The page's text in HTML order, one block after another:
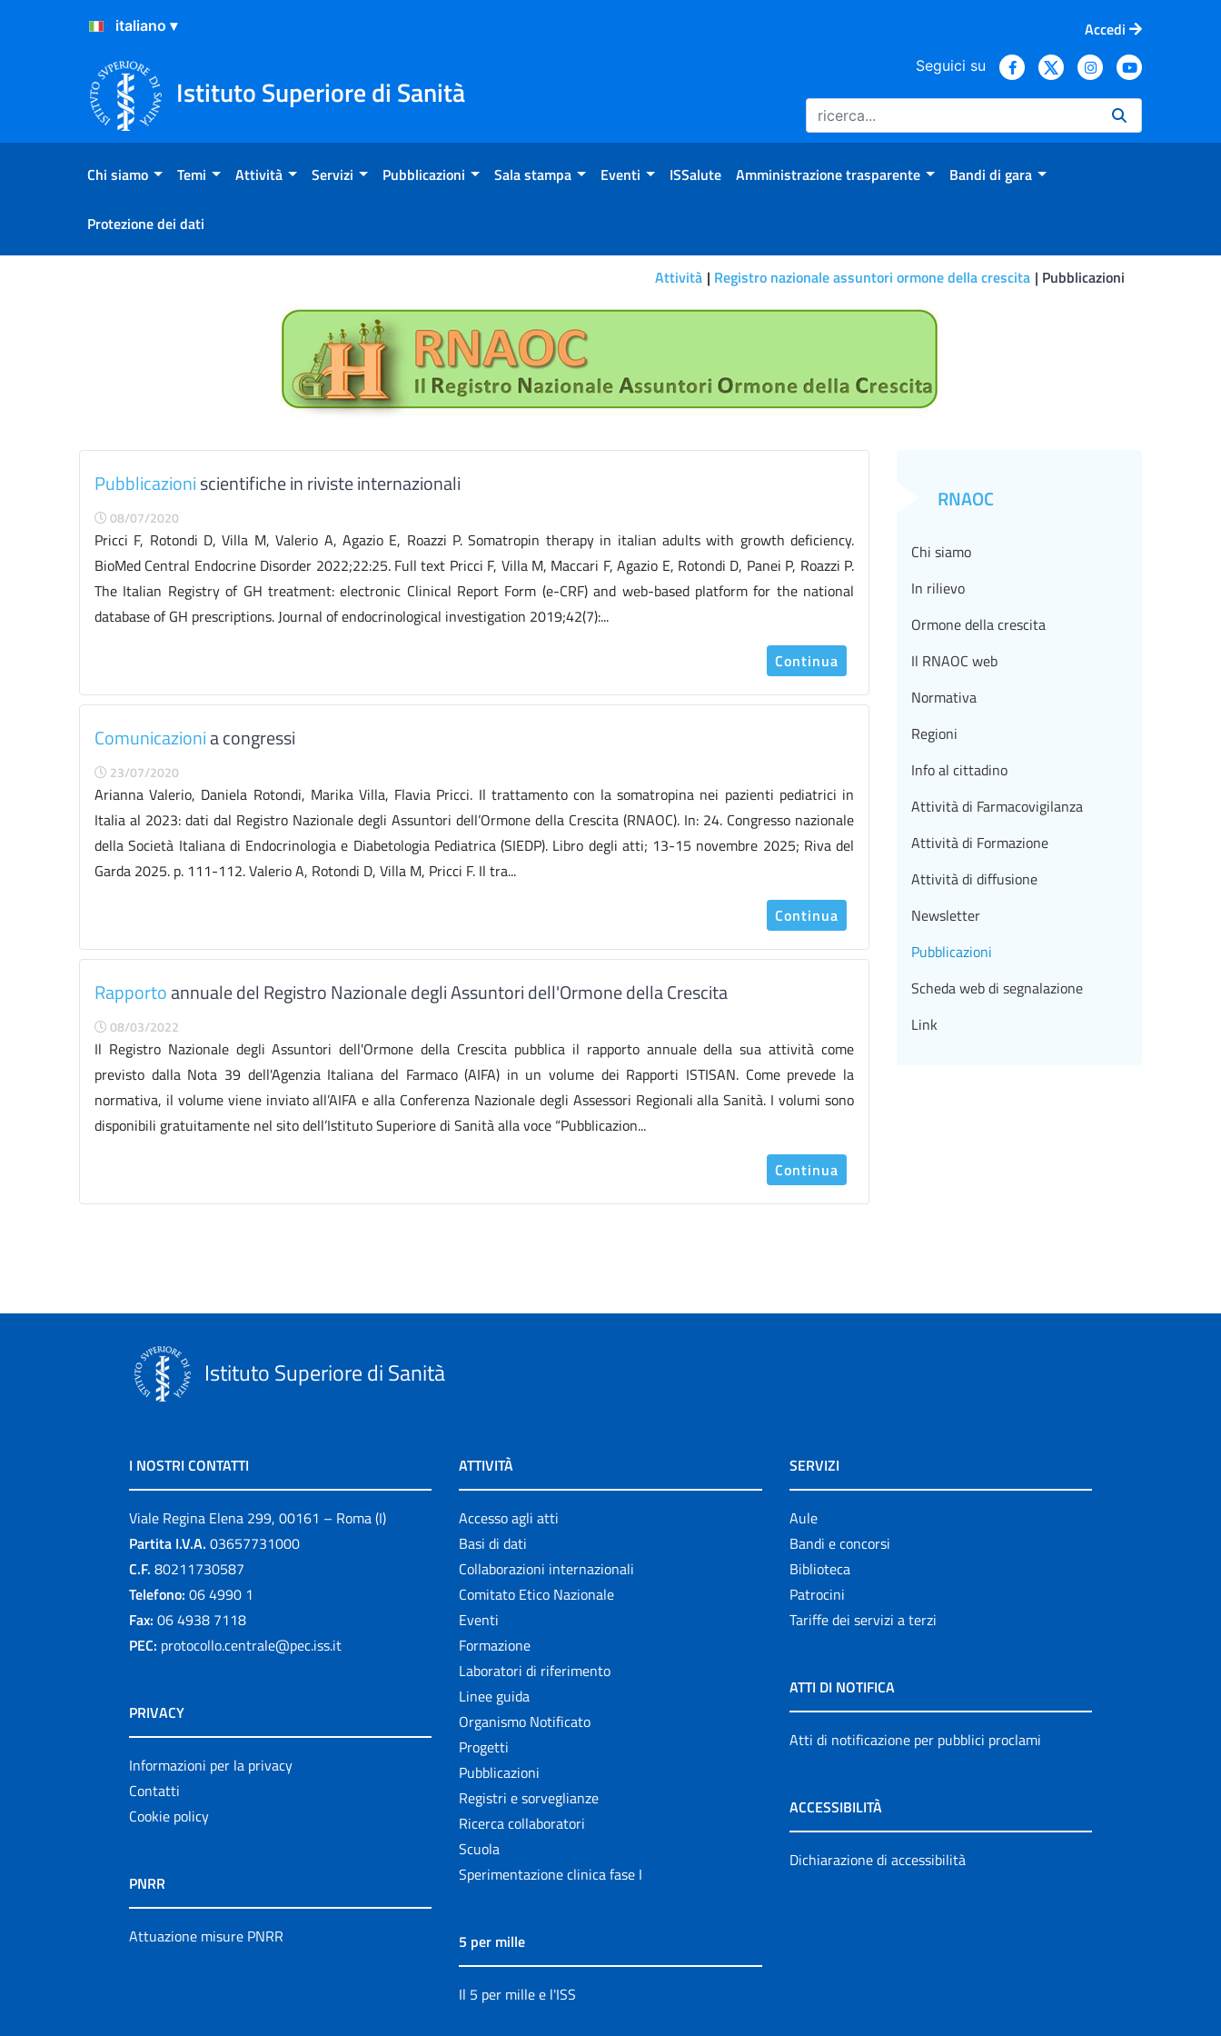
Salta al Contenuto
Salta al Footer
Accedi
Istituto Superiore di Sanità
Seguici su
Chi siamo Temi Attività Servizi Pubblicazioni Sala stampa Eventi ISSalute Amministrazione trasparente Bandi di gara
Protezione dei dati
Attività Registro nazionale assuntori ormone della crescita Pubblicazioni
Pubblicazioniscientifiche in riviste internazionali
08/07/2020
Pricci F, Rotondi D, Villa M, Valerio A, Agazio E, Roazzi P. Somatropin therapy in italian adults with growth deficiency.
BioMed Central Endocrine Disorder 2022;22:25. Full text Pricci F, Villa M, Maccari F, Agazio E, Rotondi D, Panei P, Roazzi P.
The Italian Registry of GH treatment: electronic Clinical Report Form (e-CRF) and web-based platform for the national
database of GH prescriptions. Journal of endocrinological investigation 2019;42(7):...
Continua
Comunicazionia congressi
23/07/2020
Arianna Valerio, Daniela Rotondi, Marika Villa, Flavia Pricci. Il trattamento con la somatropina nei pazienti pediatrici in
Italia al 2023: dati dal Registro Nazionale degli Assuntori dell’Ormone della Crescita (RNAOC). In: 24. Congresso nazionale
della Società Italiana di Endocrinologia e Diabetologia Pediatrica (SIEDP). Libro degli atti; 13-15 novembre 2025; Riva del
Garda 2025. p. 111-112. Valerio A, Rotondi D, Villa M, Pricci F. Il tra...
Continua
Rapportoannuale del Registro Nazionale degli Assuntori dell'Ormone della Crescita
08/03/2022
Il Registro Nazionale degli Assuntori dell'Ormone della Crescita pubblica il rapporto annuale della sua attività come
previsto dalla Nota 39 dell'Agenzia Italiana del Farmaco (AIFA) in un volume dei Rapporti ISTISAN. Come prevede la
normativa, il volume viene inviato all’AIFA e alla Conferenza Nazionale degli Assessori Regionali alla Sanità. I volumi sono
disponibili gratuitamente nel sito dell’Istituto Superiore di Sanità alla voce “Pubblicazion...
Continua
RNAOC
Chi siamo
In rilievo
Ormone della crescita
Il RNAOC web
Normativa
Regioni
Info al cittadino
Attività di Farmacovigilanza
Attività di Formazione
Attività di diffusione
Newsletter
Pubblicazioni
Scheda web di segnalazione
Link
Istituto Superiore di Sanità
I NOSTRI CONTATTI
Viale Regina Elena 299, 00161 – Roma (I)
Partita I.V.A. 03657731000
C.F. 80211730587
Telefono: 06 4990 1
Fax: 06 4938 7118
PEC: protocollo.centrale@pec.iss.it
PRIVACY
Informazioni per la privacy
Contatti
Cookie policy
PNRR
Attuazione misure PNRR
ATTIVITÀ
Accesso agli atti
Basi di dati
Collaborazioni internazionali
Comitato Etico Nazionale
Eventi
Formazione
Laboratori di riferimento
Linee guida
Organismo Notificato
Progetti
Pubblicazioni
Registri e sorveglianze
Ricerca collaboratori
Scuola
Sperimentazione clinica fase I
5 per mille
Il 5 per mille e l'ISS
SERVIZI
Aule
Bandi e concorsi
Biblioteca
Patrocini
Tariffe dei servizi a terzi
ATTI DI NOTIFICA
Atti di notificazione per pubblici proclami
ACCESSIBILITÀ
Dichiarazione di accessibilità